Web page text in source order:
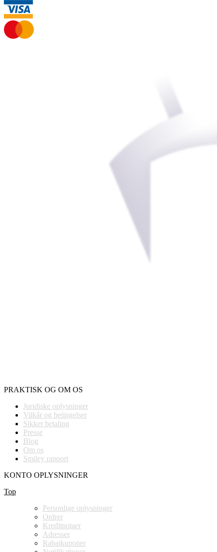
PRAKTISK OG OM OS
Juridiske oplysninger
Vilkår og betingelser
Sikker betaling
Presse
Blog
Om os
Smiley rapport
KONTO OPLYSNINGER
Top
Personlige oplysninger
Ordrer
Kreditnotaer
Adresser
Rabatkuponer